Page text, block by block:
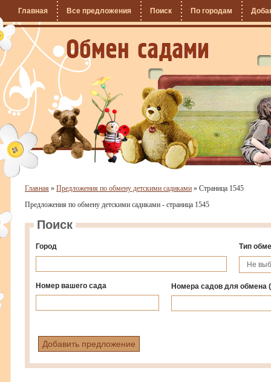
Главная Все предложения Поиск По городам
Главная » Предложения по обмену детскими садиками » Страница 1545
Предложения по обмену детскими садиками - страница 1545
Поиск
Город Тип
Номер вашего сада Номера садов для обмена(
Добавить предложение